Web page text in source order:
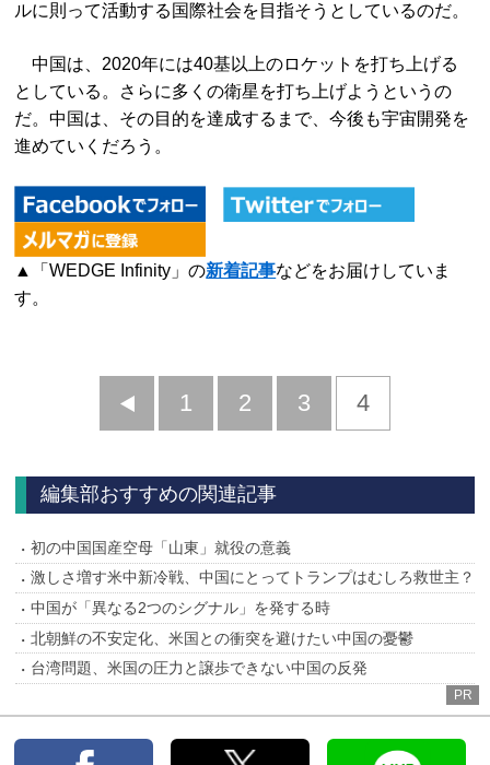
ルに則って活動する国際社会を目指そうとしているのだ。
中国は、2020年には40基以上のロケットを打ち上げる
としている。さらに多くの衛星を打ち上げようというの
だ。中国は、その目的を達成するまで、今後も宇宙開発を
進めていくだろう。
▲「WEDGE Infinity」の新着記事などをお届けしていま
す。
前
1 2 3 4
編集部おすすめの関連記事
初の中国国産空母「山東」就役の意義
激しさ増す米中新冷戦、中国にとってトランプはむしろ救世主？
中国が「異なる2つのシグナル」を発する時
北朝鮮の不安定化、米国との衝突を避けたい中国の憂鬱
台湾問題、米国の圧力と譲歩できない中国の反発
PR